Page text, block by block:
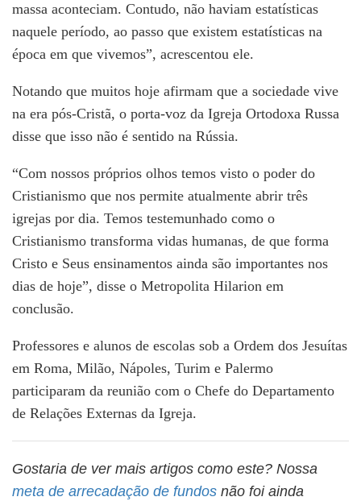
massa aconteciam. Contudo, não haviam estatísticas
naquele período, ao passo que existem estatísticas na
época em que vivemos”, acrescentou ele.
Notando que muitos hoje afirmam que a sociedade vive
na era pós-Cristã, o porta-voz da Igreja Ortodoxa Russa
disse que isso não é sentido na Rússia.
“Com nossos próprios olhos temos visto o poder do
Cristianismo que nos permite atualmente abrir três
igrejas por dia. Temos testemunhado como o
Cristianismo transforma vidas humanas, de que forma
Cristo e Seus ensinamentos ainda são importantes nos
dias de hoje”, disse o Metropolita Hilarion em
conclusão.
Professores e alunos de escolas sob a Ordem dos Jesuítas
em Roma, Milão, Nápoles, Turim e Palermo
participaram da reunião com o Chefe do Departamento
de Relações Externas da Igreja.
Gostaria de ver mais artigos como este? Nossa
meta de arrecadação de fundos não foi ainda